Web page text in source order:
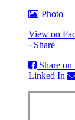
Photo
View on
· Share
Share
Linked In